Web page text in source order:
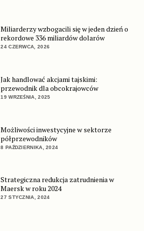
Miliarderzy wzbogacili się w jeden dzień o
rekordowe 336 miliardów dolarów
24 CZERWCA, 2026
Jak handlować akcjami tajskimi:
przewodnik dla obcokrajowców
19 WRZEŚNIA, 2025
Możliwości inwestycyjne w sektorze
półprzewodników
8 PAŹDZIERNIKA, 2024
Strategiczna redukcja zatrudnienia w
Maersk w roku 2024
27 STYCZNIA, 2024